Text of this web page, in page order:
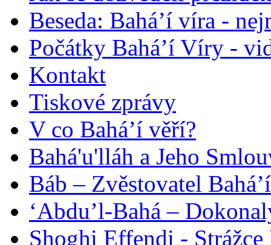
Beseda: Bahá’í víra -
Počátky Bahá’í Víry -
Kontakt
Tiskové zprávy
V co Bahá’í věří?
Bahá'u'lláh a Jeho
Báb – Zvěstovatel
‘Abdu’l-Bahá –
Shoghi Effendi -